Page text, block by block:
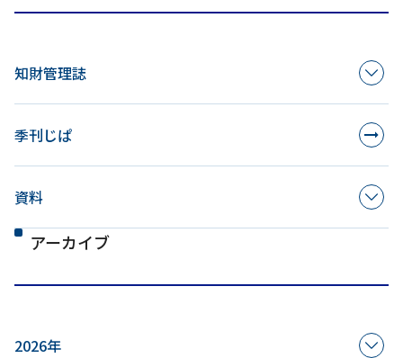
知財管理誌
季刊じぱ
資料
アーカイブ
2026年